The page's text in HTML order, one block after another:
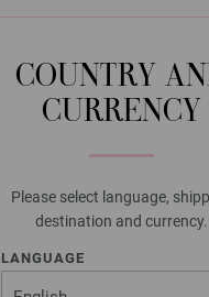
COUNTRY
CURRENCY
Please select language,
destination and currency.
LANGUAGE
LANA GROSSA
СУМКА